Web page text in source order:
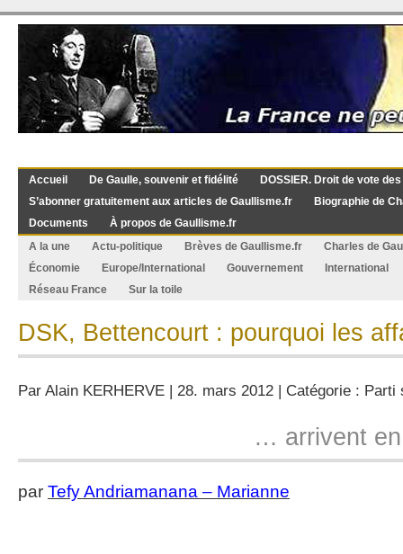
Accueil De Gaulle, souvenir et fidélité
DOSSIER. Droit de vote
S’abonner gratuitement aux articles de Gaullisme.fr
Biographie de
Documents
À propos de Gaullisme.fr
A la une
Actu-politique Brèves de Gaullisme.fr
Charles de
Économie
Europe/International Gouvernement
International
Réseau France
Sur la toile
DSK, Bettencourt : pourquoi les
Par Alain KERHERVE | 28. mars 2012 | Catégorie : Parti
… arrivent
par Tefy Andriamanana – Marianne